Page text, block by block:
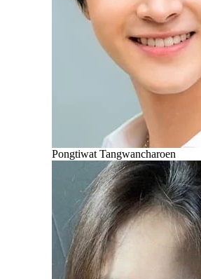
Pongtiwat Tangwancharoen